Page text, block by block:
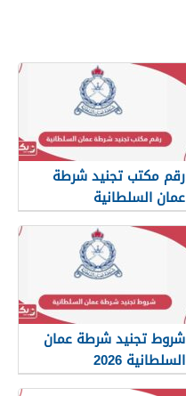
رقم مكتب تجنيد شرطة
عمان السلطانية
شروط تجنيد شرطة عمان
السلطانية 2026